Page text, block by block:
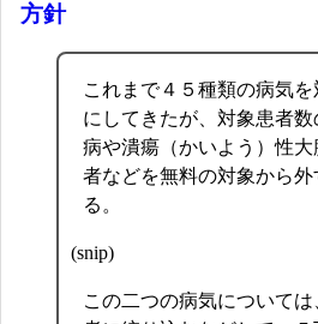
方針
これまで４５種類の病気
にしてきたが、対象患者
病や潰瘍（かいよう）性
者などを無料の対象から
る。
(snip)
この二つの病気について